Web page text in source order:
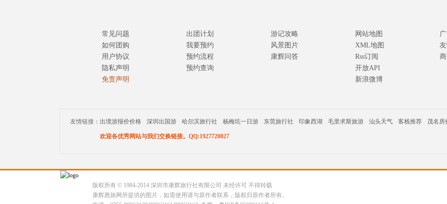
常见问题
如何团购
用户协议
隐私声明
免责声明
出团计划
我要预约
预约流程
预约查询
游记攻略
风景图片
康辉问答
网站地图
XML地图
Rss订阅
开放API
新浪微博
友情链接： 出境游报价价格 深圳出国游 哈尔滨旅行社 杨梅坑一日游 东莞旅行社 印象西湖 毛里求斯旅游 汕头天气 客栈推荐 茂名房
欢迎各优秀网站与我们交换链接。QQ:1927720827
版权所有 © 1984-2014 深圳市康辉旅行社有限公司 未经许可 不得转载
康辉惠旅网所提供的图片，如需使用请与原作者联系，版权归原作者所有。